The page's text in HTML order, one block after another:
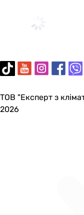
ТОВ "Експерт з
2026